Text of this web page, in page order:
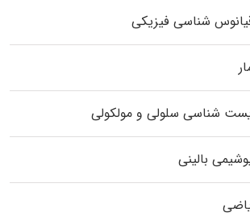
شناسی فیزیکی
شناسی سلولی و مولکولی
بالینی